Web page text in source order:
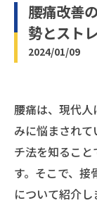
腰痛改善
勢とスト
2024/01/09
腰痛は、現代
みに悩まされ
チ法を知るこ
す。そこで、
について紹介